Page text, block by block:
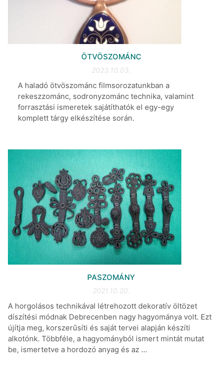
ÖTVÖSZOMÁNC
2023.10.03.
A haladó ötvöszománc filmsorozatunkban a
rekeszzománc, sodronyzománc technika, valamint
forrasztási ismeretek sajátíthatók el egy-egy
komplett tárgy elkészítése során.
PASZOMÁNY
2021.10.20.
A horgolásos technikával létrehozott dekoratív öltözet
díszítési módnak Debrecenben nagy hagyománya volt. Ezt
újítja meg, korszerűsíti és saját tervei alapján készíti
alkotónk. Többféle, a hagyományból ismert mintát mutat
be, ismertetve a hordozó anyag és az ...